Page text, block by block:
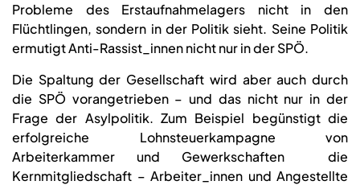
Probleme des Erstaufnahmelagers nicht in den
Flüchtlingen, sondern in der Politik sieht. Seine Politik
ermutigt Anti-Rassist_innen nicht nur in der SPÖ.
Die Spaltung der Gesellschaft wird aber auch durch
die SPÖ vorangetrieben – und das nicht nur in der
Frage der Asylpolitik. Zum Beispiel begünstigt die
erfolgreiche Lohnsteuerkampagne von
Arbeiterkammer und Gewerkschaften die
Kernmitgliedschaft – Arbeiter_innen und Angestellte